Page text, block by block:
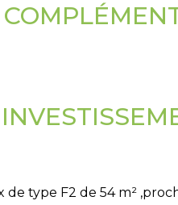
type F2 de 54 m²